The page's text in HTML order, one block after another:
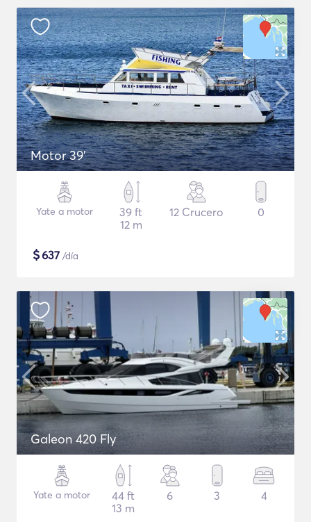
Motor 39'
Yate a motor
39 ft
12 m
12 Crucero 0
$637 /día
Galeon 420 Fly
Yate a motor
44 ft
13 m
6 3 4